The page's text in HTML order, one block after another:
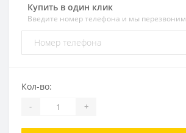
Купить в один клик
Введите номер телефона и мы перезвоним
Кол-во:
- +